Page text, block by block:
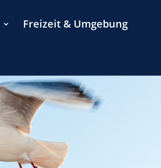
Freizeit & Umgebung